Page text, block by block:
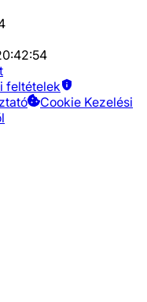
feltételek
Cookie Kezelési